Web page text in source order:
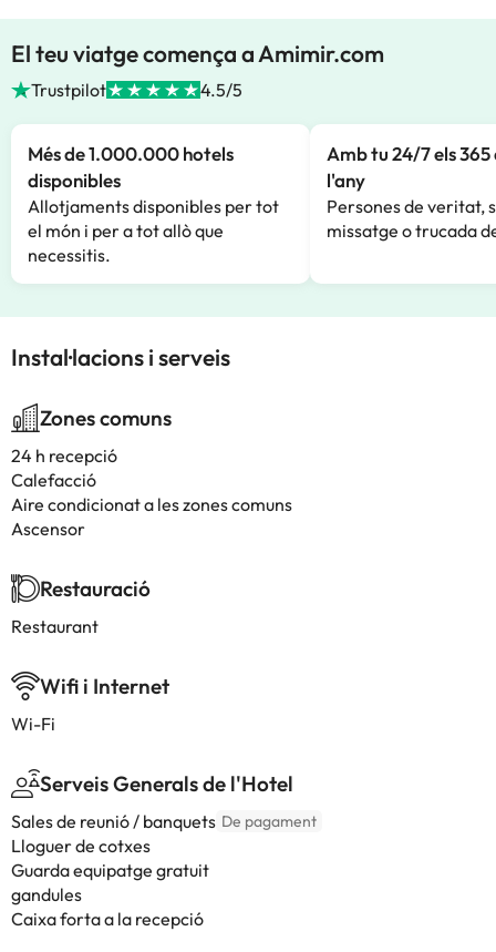
El teu viatge comença a Amimir.com
Trustpilot 4.5/5
Més de 1.000.000 hotels
disponibles
Allotjaments disponibles per tot
el món i per a tot allò que
necessitis.
Amb tu 24/7 els 365
l'any
Persones de veritat,
missatge o trucada
Instal·lacions i serveis
Zones comuns
24 h recepció
Calefacció
Aire condicionat a les zones comuns
Ascensor
Restauració
Restaurant
Wifi i Internet
Wi-Fi
Serveis Generals de l'Hotel
Sales de reunió / banquets De pagament
Lloguer de cotxes
Guarda equipatge gratuit
gandules
Caixa forta a la recepció